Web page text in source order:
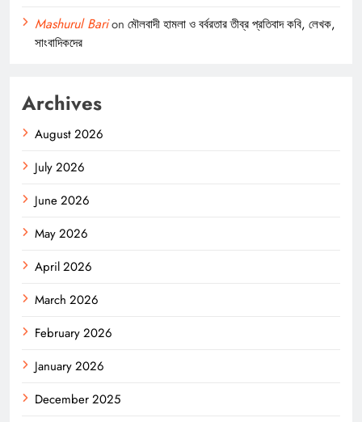
Mashurul Barion মৌলবাদী হামলা ও বর্বরতার তীব্র প্রতিবাদ কবি, লেখক,
সাংবাদিকদের
Archives
August 2026
July 2026
June 2026
May 2026
April 2026
March 2026
February 2026
January 2026
December 2025